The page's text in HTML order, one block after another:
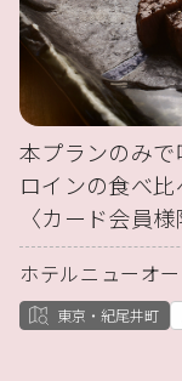
本プランのみ
ロインの食べ比
〈カード会員
ホテルニューオ
東京・紀尾井町